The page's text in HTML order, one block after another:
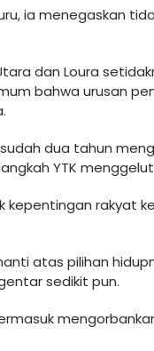
ia menegaskan
dan Loura
bahwa urusan
dua tahun
YTK
rakyat
atas pilihan
sedikit pun.